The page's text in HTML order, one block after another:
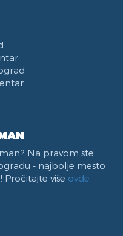
Na pravom ste
- najbolje mesto
Pročitajte više ovde